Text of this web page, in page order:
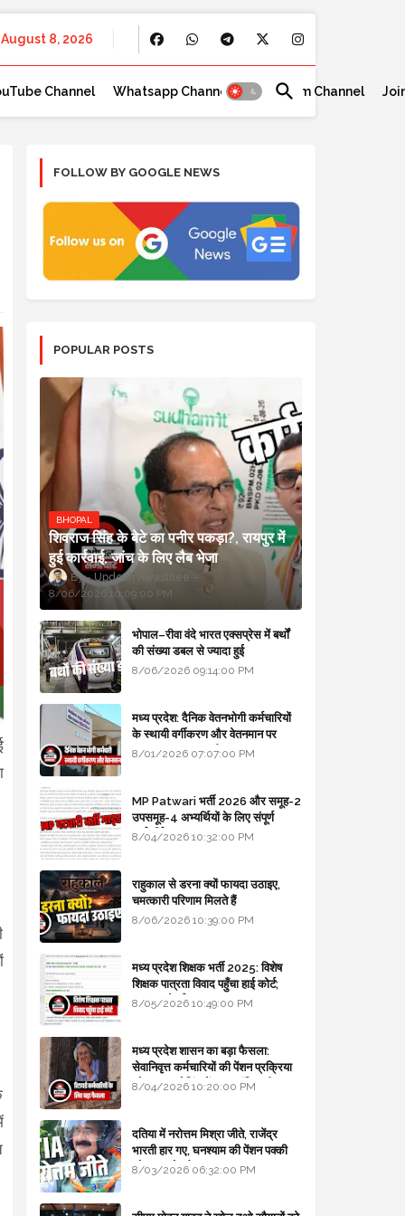
August 8, 2026
Channel Whatsapp Channel Telegram Channel
FOLLOW BY GOOGLE NEWS
POPULAR POSTS
BHOPAL
शिवराज सिंह के बेटे का पनीर पकड़ा?, रायपुर में
हुई कार्रवाई, जांच के लिए लैब भेजा
Updesh Awasthee
8/06/2026 10:09:00 PM
भोपाल–रीवा वंदे भारत एक्सप्रेस में बर्थों
की संख्या डबल से ज्यादा हुई
8/06/2026 09:14:00 PM
मध्य प्रदेश: दैनिक वेतनभोगी कर्मचारियों
के स्थायी वर्गीकरण और वेतनमान पर
सरकार का बड़ा स्पष्टीकरण
8/01/2026 07:07:00 PM
MP Patwari भर्ती 2026 और समूह-2
उपसमूह-4 अभ्यर्थियों के लिए संपूर्ण
मार्गदर्शिका
8/04/2026 10:32:00 PM
राहुकाल से डरना क्यों फायदा उठाइए,
चमत्कारी परिणाम मिलते हैं
8/06/2026 10:39:00 PM
मध्य प्रदेश शिक्षक भर्ती 2025: विशेष
शिक्षक पात्रता विवाद पहुँचा हाई कोर्ट;
सरकार से माँगा जवाब
8/05/2026 10:49:00 PM
मध्य प्रदेश शासन का बड़ा फैसला:
सेवानिवृत्त कर्मचारियों की पेंशन प्रक्रिया
और बजट कोडिंग में हुए क्रांतिकारी
8/04/2026 10:20:00 PM
दतिया में नरोत्तम मिश्रा जीते, राजेंद्र
भारती हार गए, घनश्याम की पेंशन पक्की
और आशुतोष बैक टू...
8/03/2026 06:32:00 PM